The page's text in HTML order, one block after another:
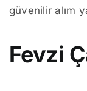
güvenilir alım
Fevzi